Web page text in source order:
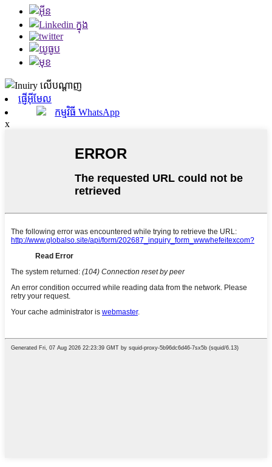
ផ្ញើអ៊ីមែល
កម្មវិធី WhatsApp
x